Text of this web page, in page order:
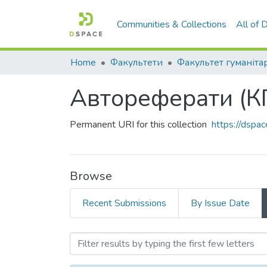
Communities & Collections All of
Home Факультети
Автореферати
Permanent URI for this collection https://
Browse
Recent Submissions By Issue Date
Browsing Автореферати